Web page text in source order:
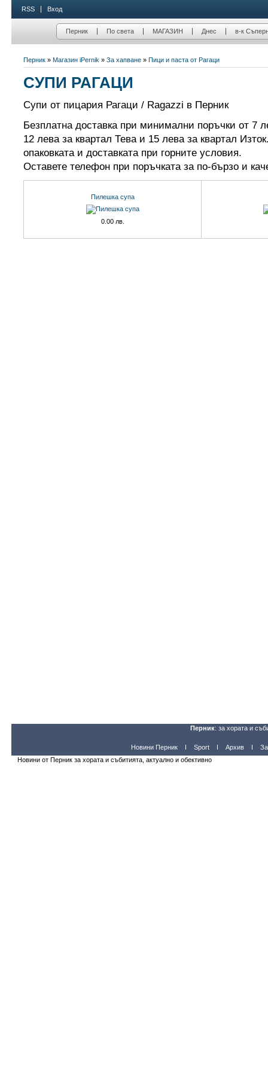
RSS Вход
Перник По света МАГАЗИН Днес в-к
Перник » Магазин iPernik » За хапване » Пици и паста от Рагаци
СУПИ РАГАЦИ
Супи от пицария Рагаци / Ragazzi в Перник
Безплатна доставка при минимални поръчки от 7
12 лева за квартал Тева и 15 лева за квартал
опаковката и доставката при горните условия.
Оставете телефон при поръчката за по-бързо и
Пилешка супа
0.00 лв.
Перник: за хората и
Новини Перник Sport Архив
Новини от Перник за хората и събитията, актуално и обективно